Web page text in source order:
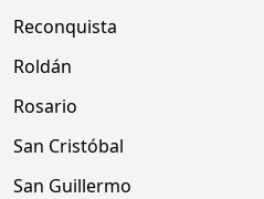
Reconquista
Roldán
Rosario
San Cristóbal
San Guillermo